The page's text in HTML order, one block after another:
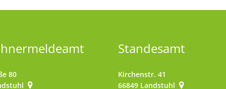
80
Standesamt
Kirchenstr. 41
66849 Landstuhl